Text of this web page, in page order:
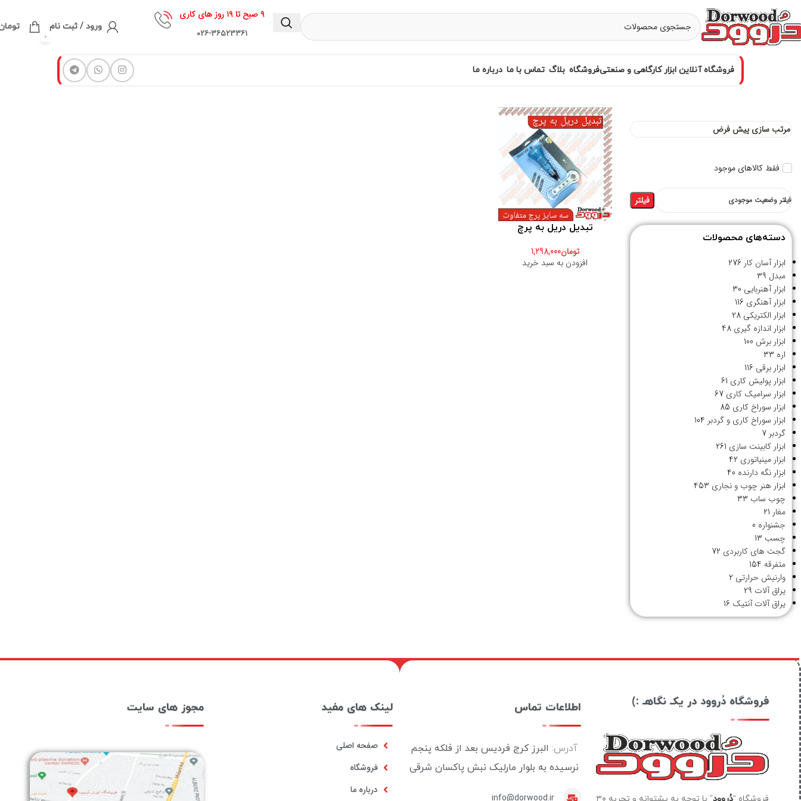
۹ صبح تا ۱۹ روز های کاری
۰۲۶-۳۶۵۲۳۳۶۱
ورود / ثبت نام
0
فروشگاه آنلاین ابزار کارگاهی و صنعتیفروشگاه بلاگ تماس با ما درباره ما
فقط کالاهای موجود
فیلتر وضعیت موجودی فیلتر
دسته‌های محصولات
ابزار آسان کار 276
مبدل 39
ابزار آهنربایی 30
ابزار آهنگری 116
ابزار الکتریکی 28
ابزار اندازه گیری 48
ابزار برش 100
اره 33
ابزار برقی 116
ابزار پولیش کاری 61
ابزار سرامیک کاری 67
ابزار سوراخ کاری 85
ابزار سوراخ کاری و گردبر 104
گردبر 7
ابزار کابینت سازی 261
ابزار مینیاتوری 42
ابزار نگه دارنده 40
ابزار هنر چوب و نجاری 453
چوب ساب 33
مغار 21
جشنواره 0
چسب 13
گجت های کاربردی 72
متفرقه 154
وارنیش حرارتی 2
یراق آلات 29
یراق آلات آنتیک 16
تبدیل دریل به پرچ
تومان1,298,000
افزودن به سبد خرید
فروشگاه دُروود در یکـ نگاهـ :) اطلاعات تماس
آدرس: البرز کرج فردیس بعد از فلکه پنجم
نرسیده به بلوار مارلیک نبش پاکسان شرقی
info@dorwood.ir
لینک های مفید
صفحه اصلی
فروشگاه
درباره ما
مجوز های سایت